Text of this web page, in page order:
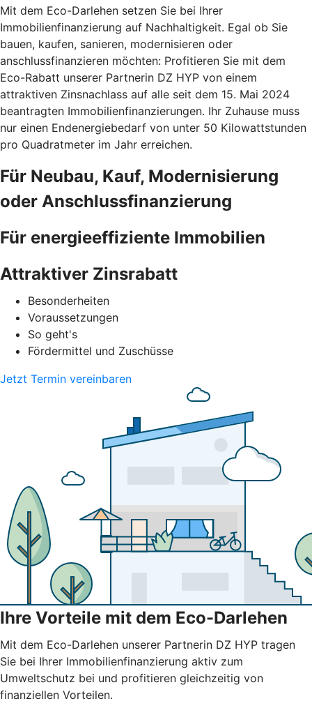
Mit dem Eco-Darlehen setzen Sie bei Ihrer
Immobilienfinanzierung auf Nachhaltigkeit. Egal ob Sie
bauen, kaufen, sanieren, modernisieren oder
anschlussfinanzieren möchten: Profitieren Sie mit dem
Eco-Rabatt unserer Partnerin DZ HYP von einem
attraktiven Zinsnachlass auf alle seit dem 15. Mai 2024
beantragten Immobilienfinanzierungen. Ihr Zuhause muss
nur einen Endenergiebedarf von unter 50 Kilowattstunden
pro Quadratmeter im Jahr erreichen.
Für Neubau, Kauf, Modernisierung
oder Anschlussfinanzierung
Für energieeffiziente Immobilien
Attraktiver Zinsrabatt
Besonderheiten
Voraussetzungen
So geht's
Fördermittel und Zuschüsse
Jetzt Termin vereinbaren
Ihre Vorteile mit dem Eco-Darlehen
Mit dem Eco-Darlehen unserer Partnerin DZ HYP tragen
Sie bei Ihrer Immobilienfinanzierung aktiv zum
Umweltschutz bei und profitieren gleichzeitig von
finanziellen Vorteilen.